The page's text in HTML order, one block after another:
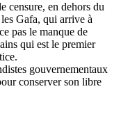
censure, en dehors du
Gafa, qui arrive à
pas le manque de
qui est le premier
gouvernementaux
conserver son libre